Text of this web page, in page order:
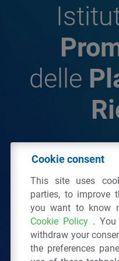
delle
© 2026 - IPPR
C.F.
Via San Vittore
Tel.:
Cookie consent
This site uses
parties, to improve
you want to know
Cookie Policy .
withdraw your
the preferences